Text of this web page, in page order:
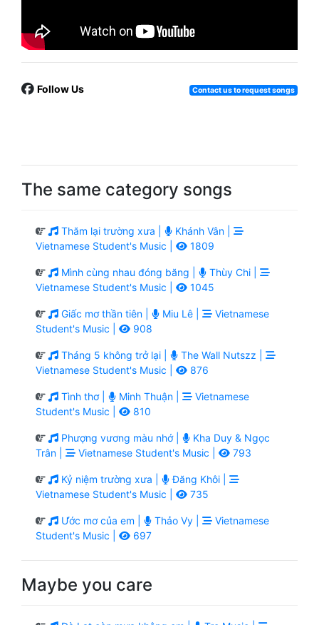
Follow Us Contact us to request songs
The same category songs
Thăm lại trường xưa |
Khánh Vân |
Vietnamese Student's Music |
1809
Mình cùng nhau đóng băng |
Thùy Chi |
Vietnamese Student's Music |
1045
Giấc mơ thần tiên | Miu Lê |
Vietnamese
Student's Music |
908
Tháng 5 không trở lại |
The Wall Nutszz |
Vietnamese Student's Music |
876
Tình thơ | Minh Thuận |
Vietnamese
Student's Music |
810
Phượng vương màu nhớ |
Kha Duy & Ngọc
Trân |
Vietnamese Student's Music | 793
Kỷ niệm trường xưa |
Đăng Khôi |
Vietnamese Student's Music |
735
Ước mơ của em | Thảo Vy |
Vietnamese
Student's Music |
697
Maybe you care